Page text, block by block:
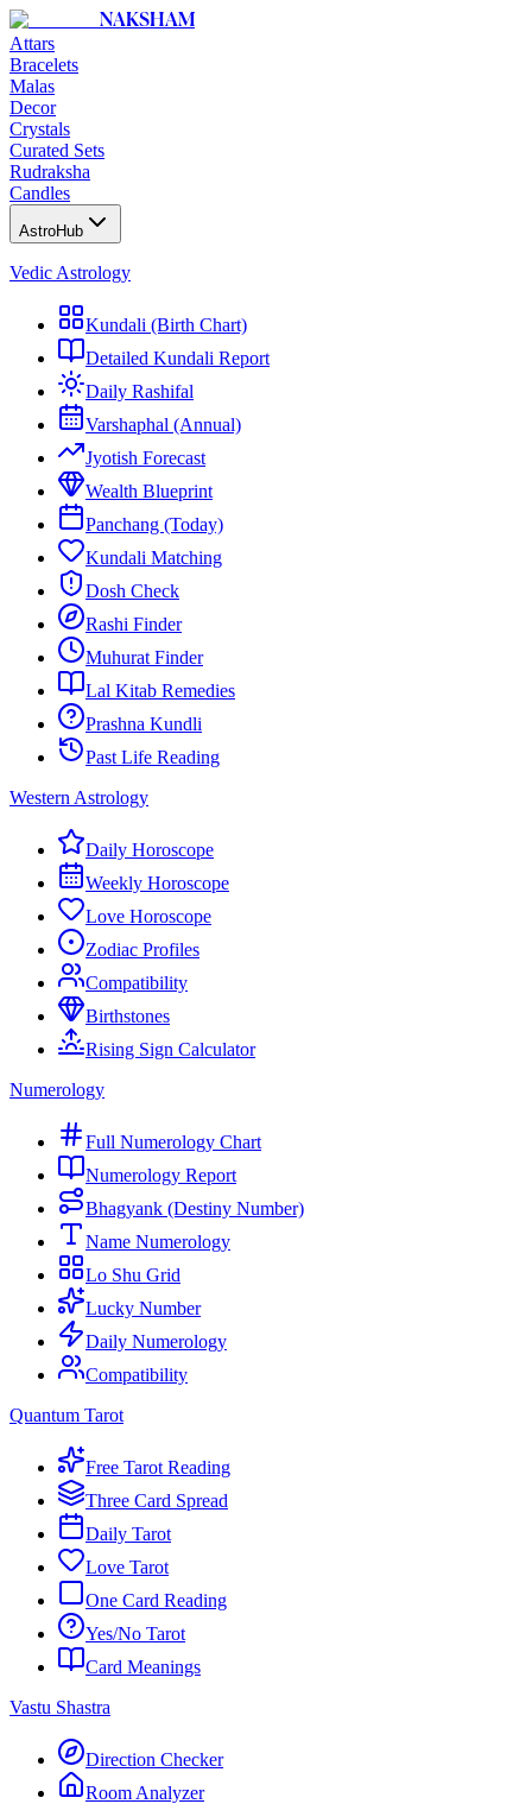
NAKSHAM
Attars
Bracelets
Malas
Decor
Crystals
Curated Sets
Rudraksha
Candles
AstroHub
Vedic Astrology
Kundali (Birth Chart)
Detailed Kundali Report
Daily Rashifal
Varshaphal (Annual)
Jyotish Forecast
Wealth Blueprint
Panchang (Today)
Kundali Matching
Dosh Check
Rashi Finder
Muhurat Finder
Lal Kitab Remedies
Prashna Kundli
Past Life Reading
Western Astrology
Daily Horoscope
Weekly Horoscope
Love Horoscope
Zodiac Profiles
Compatibility
Birthstones
Rising Sign Calculator
Numerology
Full Numerology Chart
Numerology Report
Bhagyank (Destiny Number)
Name Numerology
Lo Shu Grid
Lucky Number
Daily Numerology
Compatibility
Quantum Tarot
Free Tarot Reading
Three Card Spread
Daily Tarot
Love Tarot
One Card Reading
Yes/No Tarot
Card Meanings
Vastu Shastra
Direction Checker
Room Analyzer